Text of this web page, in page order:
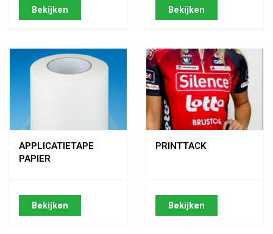
Bekijken Bekijken
APPLICATIETAPE
PAPIER
Bekijken
PRINTTACK
Bekijken